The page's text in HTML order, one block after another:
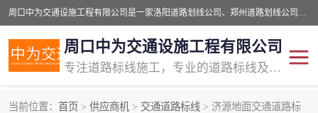
周口中为交通设施工程有限公司是一家洛阳道路划线公司、郑州道路划线公司、平顶山道路车位划线公司、开封车位划线公司、许昌道路车位划线公司、漯河道路车位划线公司，公司始终坚持“诚信、匠心、专注”的宗旨；我们的经营理念是：的服务。
周口中为交通设施工程有限公司
专注道路标线施工，专业的道路标线及交通设施施工服务商!
当前位置： 首页 > 供应商机 > 交通道路标线 > 济源地面交通道路标